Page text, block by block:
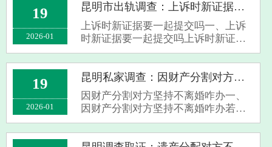
19
2026-01
昆明市出轨调查：上诉时新证据要一起提交吗
上诉时新证据要一起提交吗一、上诉
时新证据要一起提交吗上诉时新证据
是否一起提交需视情况而定。首
先，“新证据”在法律上有明确界定，
如在一审庭审结束后新发现的证据，
或当事人在一审举证期限届满前申请
调查取证未···
19
2026-01
昆明私家调查：因财产分割对方坚持不离婚咋办
因财产分割对方坚持不离婚咋办一、
因财产分割对方坚持不离婚咋办若因
财产分割问题对方坚持不离婚，你可
选择诉讼离婚。在我国，婚姻自由包